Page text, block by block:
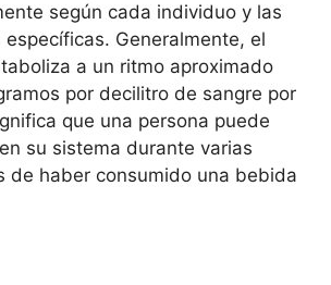
según cada individuo y las
específicas. Generalmente, el
a un ritmo aproximado
por decilitro de sangre por
que una persona puede
en su sistema durante varias
de haber consumido una bebida